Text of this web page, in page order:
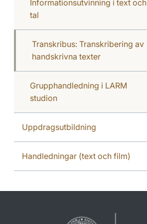
Informationsutvinning i text och
tal
Transkribus: Transkribering av
handskrivna texter
Grupphandledning i LARM
studion
Uppdragsutbildning
Handledningar (text och film)